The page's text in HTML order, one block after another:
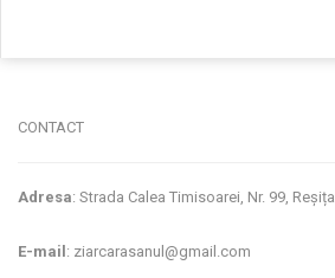
CONTACT
Adresa: Strada Calea Timisoarei, Nr. 99, Reșița
E-mail: ziarcarasanul@gmail.com